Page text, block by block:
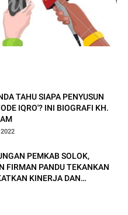
TAHU SIAPA PENYUSUN
IQRO'? INI BIOGRAFI KH.
PEMKAB SOLOK,
FIRMAN PANDU TEKANKAN
KINERJA DAN
MASYARAKAT.